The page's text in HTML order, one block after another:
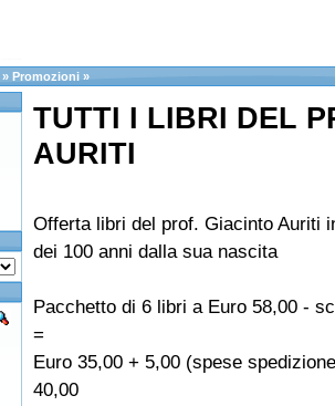
» Promozioni »
TUTTI I LIBRI DEL
AURITI
Offerta libri del prof. Giacinto Auriti
dei 100 anni dalla sua nascita
Pacchetto di 6 libri a Euro 58,00 -
=
Euro 35,00 + 5,00 (spese
40,00